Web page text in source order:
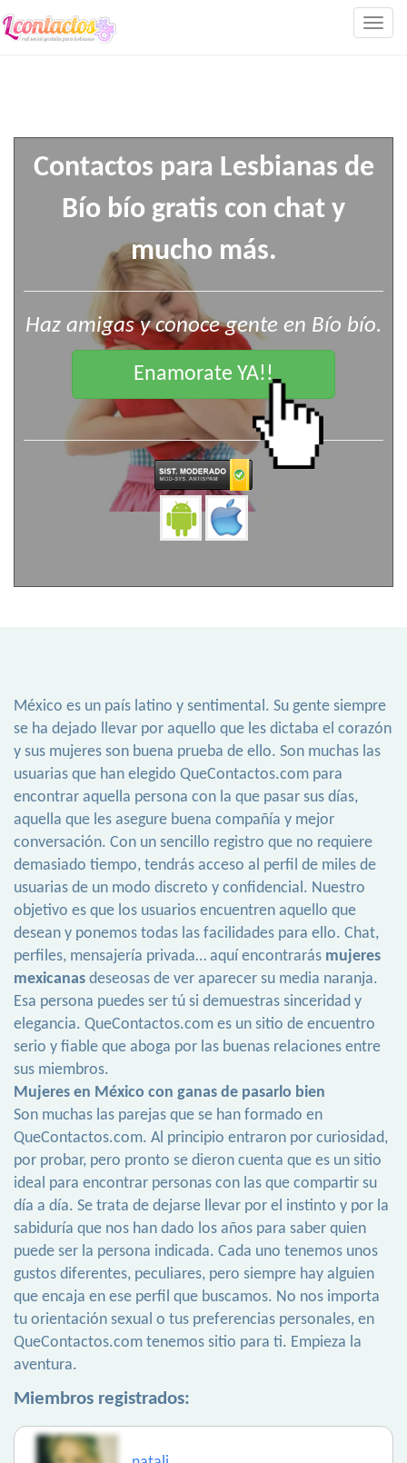
Contactos para Lesbianas de
Bío bío gratis con chat y
mucho más.
Haz amigas y conoce gente en Bío bío.
Enamorate YA!!
México es un país latino y sentimental. Su gente siempre
se ha dejado llevar por aquello que les dictaba el corazón
y sus mujeres son buena prueba de ello. Son muchas las
usuarias que han elegido QueContactos.com para
encontrar aquella persona con la que pasar sus días,
aquella que les asegure buena compañía y mejor
conversación. Con un sencillo registro que no requiere
demasiado tiempo, tendrás acceso al perfil de miles de
usuarias de un modo discreto y confidencial. Nuestro
objetivo es que los usuarios encuentren aquello que
desean y ponemos todas las facilidades para ello. Chat,
perfiles, mensajería privada… aquí encontrarás mujeres
mexicanas deseosas de ver aparecer su media naranja.
Esa persona puedes ser tú si demuestras sinceridad y
elegancia. QueContactos.com es un sitio de encuentro
serio y fiable que aboga por las buenas relaciones entre
sus miembros.
Mujeres en México con ganas de pasarlo bien
Son muchas las parejas que se han formado en
QueContactos.com. Al principio entraron por curiosidad,
por probar, pero pronto se dieron cuenta que es un sitio
ideal para encontrar personas con las que compartir su
día a día. Se trata de dejarse llevar por el instinto y por la
sabiduría que nos han dado los años para saber quien
puede ser la persona indicada. Cada uno tenemos unos
gustos diferentes, peculiares, pero siempre hay alguien
que encaja en ese perfil que buscamos. No nos importa
tu orientación sexual o tus preferencias personales, en
QueContactos.com tenemos sitio para ti. Empieza la
aventura.
Miembros registrados: